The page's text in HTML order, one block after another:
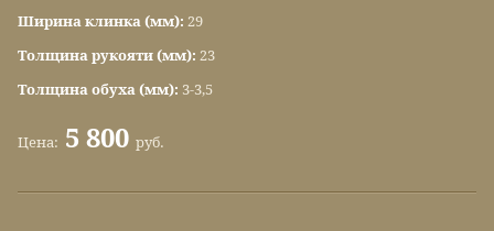
Ширина клинка (мм): 29
Толщина рукояти (мм): 23
Толщина обуха (мм): 3-3,5
Цена: 5 800 руб.